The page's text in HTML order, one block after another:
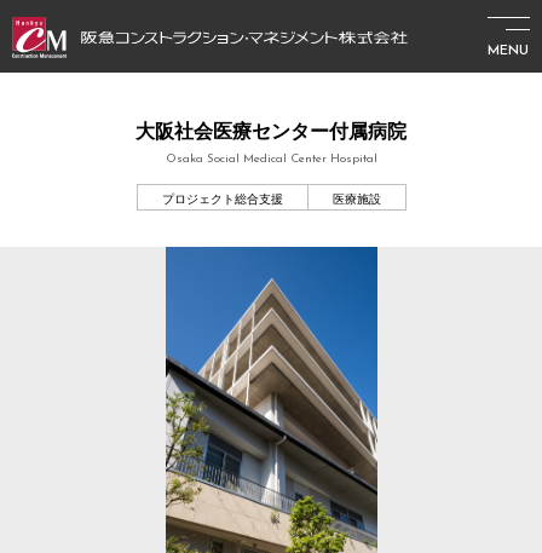
MENU
大阪社会医療センター付属病院
Osaka Social Medical Center Hospital
プロジェクト総合支援 医療施設